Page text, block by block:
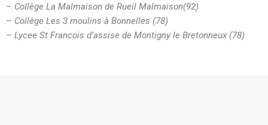
– Collège La Malmaison de Rueil Malmaison(92)
– Collège Les 3 moulins à Bonnelles (78)
– Lycee St Francois d’assise de Montigny le Bretonneux (78)